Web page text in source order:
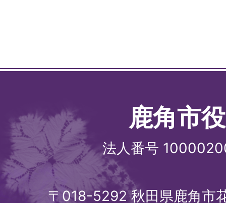
鹿角市
法人番号
〒018-5292 秋田県鹿角市